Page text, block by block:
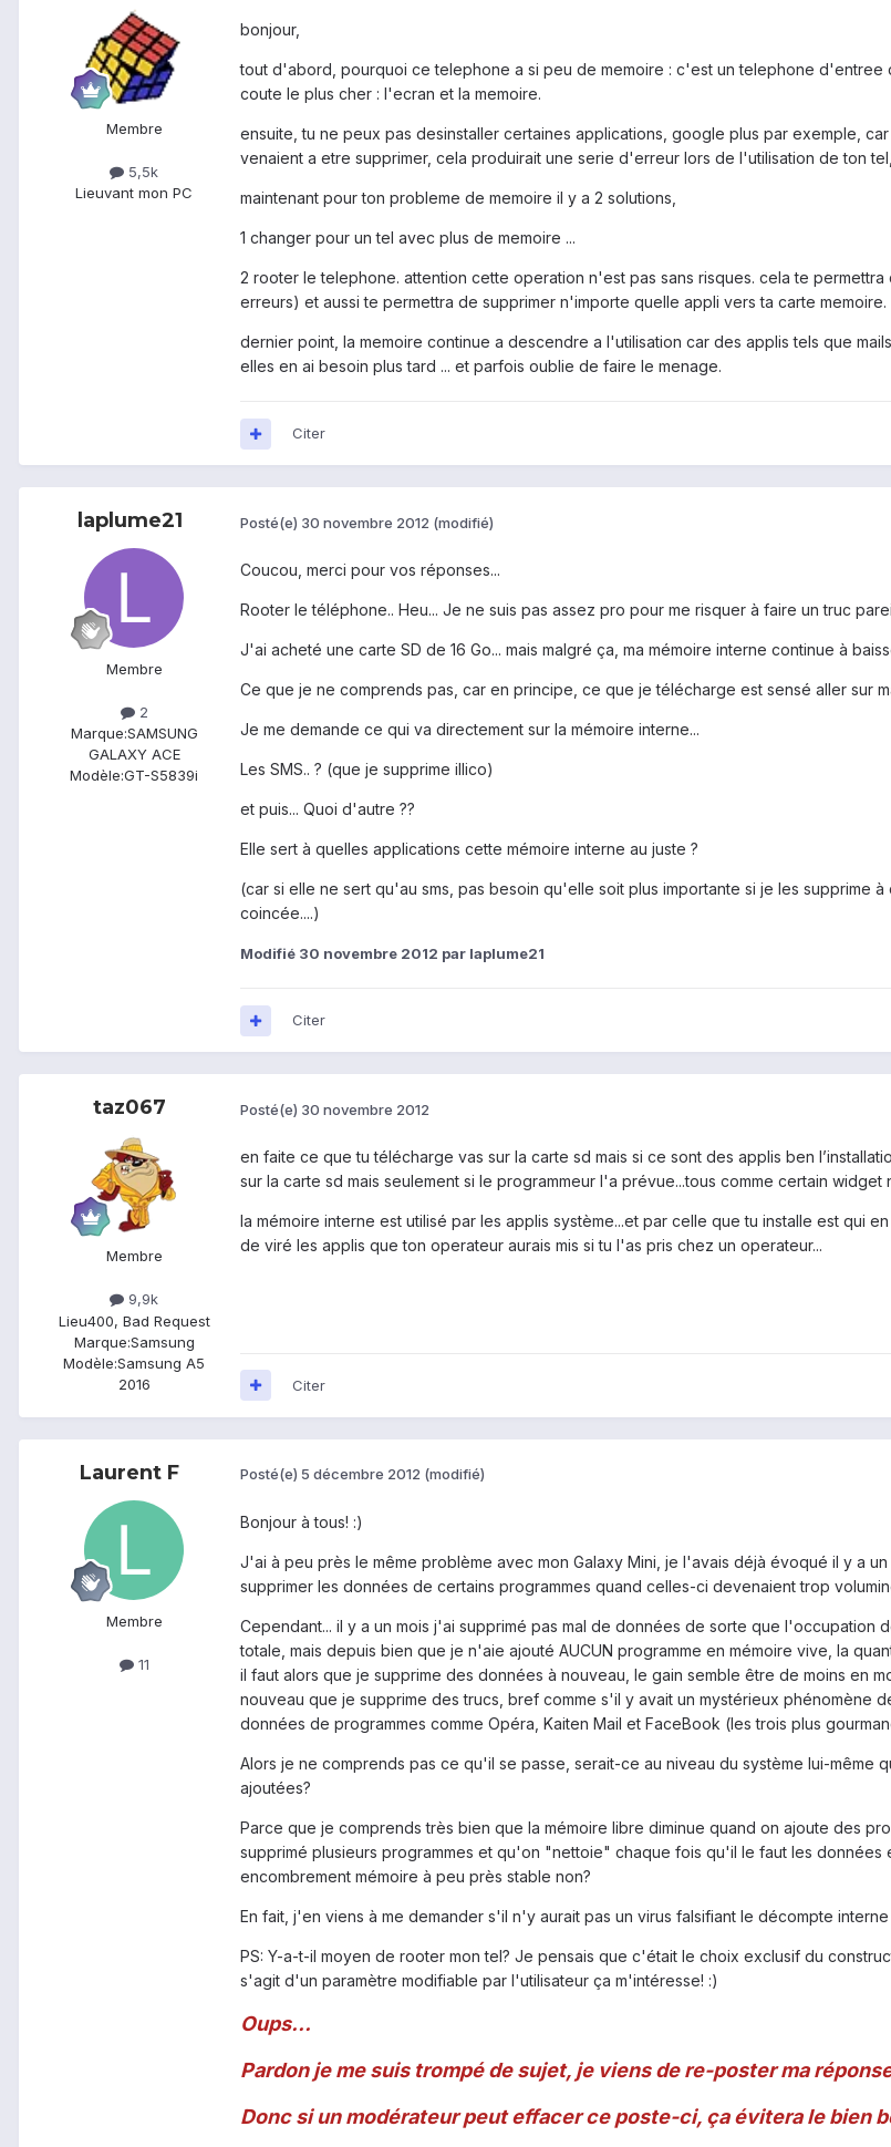
Membre
5,5k
Lieuvant mon PC
bonjour,
tout d'abord, pourquoi ce telephone a si peu de memoire : c'est un telephone d'entree
coute le plus cher : l'ecran et la memoire.
ensuite, tu ne peux pas desinstaller certaines applications, google plus par exemple,
venaient a etre supprimer, cela produirait une serie d'erreur lors de l'utilisation de ton
maintenant pour ton probleme de memoire il y a 2 solutions,
1 changer pour un tel avec plus de memoire ...
2 rooter le telephone. attention cette operation n'est pas sans risques. cela te
erreurs) et aussi te permettra de supprimer n'importe quelle appli vers ta carte memoire.
dernier point, la memoire continue a descendre a l'utilisation car des applis tels que
elles en ai besoin plus tard ... et parfois oublie de faire le menage.
Citer
laplume21
Membre
2
Marque:SAMSUNG
GALAXY ACE
Modèle:GT-S5839i
Posté(e) 30 novembre 2012 (modifié)
Coucou, merci pour vos réponses...
Rooter le téléphone.. Heu... Je ne suis pas assez pro pour me risquer à faire un truc
J'ai acheté une carte SD de 16 Go... mais malgré ça, ma mémoire interne continue à
Ce que je ne comprends pas, car en principe, ce que je télécharge est sensé aller sur
Je me demande ce qui va directement sur la mémoire interne...
Les SMS.. ? (que je supprime illico)
et puis... Quoi d'autre ??
Elle sert à quelles applications cette mémoire interne au juste ?
(car si elle ne sert qu'au sms, pas besoin qu'elle soit plus importante si je les supprime
coincée....)
Modifié 30 novembre 2012 par laplume21
Citer
taz067
Membre
9,9k
Lieu400, Bad Request
Marque:Samsung
Modèle:Samsung A5
2016
Posté(e) 30 novembre 2012
en faite ce que tu télécharge vas sur la carte sd mais si ce sont des applis ben
sur la carte sd mais seulement si le programmeur l'a prévue...tous comme certain
la mémoire interne est utilisé par les applis système...et par celle que tu installe est
de viré les applis que ton operateur aurais mis si tu l'as pris chez un operateur...
Citer
Laurent F
Membre
11
Posté(e) 5 décembre 2012 (modifié)
Bonjour à tous! :)
J'ai à peu près le même problème avec mon Galaxy Mini, je l'avais déjà évoqué il y a
supprimer les données de certains programmes quand celles-ci devenaient trop
Cependant... il y a un mois j'ai supprimé pas mal de données de sorte que l'occupation
totale, mais depuis bien que je n'aie ajouté AUCUN programme en mémoire vive, la
il faut alors que je supprime des données à nouveau, le gain semble être de moins en
nouveau que je supprime des trucs, bref comme s'il y avait un mystérieux
données de programmes comme Opéra, Kaiten Mail et FaceBook (les trois plus
Alors je ne comprends pas ce qu'il se passe, serait-ce au niveau du système lui-
ajoutées?
Parce que je comprends très bien que la mémoire libre diminue quand on ajoute des
supprimé plusieurs programmes et qu'on "nettoie" chaque fois qu'il le faut les
encombrement mémoire à peu près stable non?
En fait, j'en viens à me demander s'il n'y aurait pas un virus falsifiant le décompte
PS: Y-a-t-il moyen de rooter mon tel? Je pensais que c'était le choix exclusif du
s'agit d'un paramètre modifiable par l'utilisateur ça m'intéresse! :)
Oups...
Pardon je me suis trompé de sujet, je viens de re-poster ma
Donc si un modérateur peut effacer ce poste-ci, ça évitera le bien